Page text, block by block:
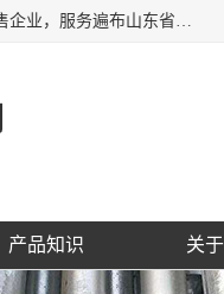
聊城市开发区正堂金属制品有限公司是一家专业的五金配件、钢管、法兰盘、冲压异型件加工等生成销售企业，服务遍布山东省聊城、济南、青岛、淄博、枣庄、东营烟台等地区，经营包括冲压法兰毛坯，冲压异型(形)件加工，热扩法兰毛坯，锻打法兰盘毛坯，法兰加强圈，环形锻件加工，版辊堵头毛坯，哑铃配重件等产品的生产和销售，业务上精益求精，生产产品精度高，配件标准赢得业内企业及其它组织与公民的一致好评。
产品知识 关